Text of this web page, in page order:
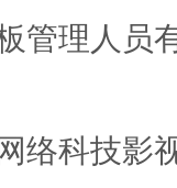
管理人员
络科技影